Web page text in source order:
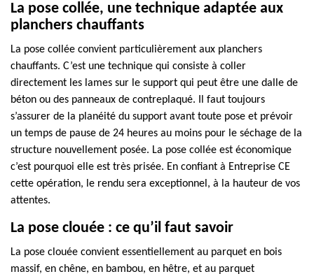
La pose collée, une technique adaptée aux
planchers chauffants
La pose collée convient particulièrement aux planchers
chauffants. C’est une technique qui consiste à coller
directement les lames sur le support qui peut être une dalle de
béton ou des panneaux de contreplaqué. Il faut toujours
s’assurer de la planéité du support avant toute pose et prévoir
un temps de pause de 24 heures au moins pour le séchage de la
structure nouvellement posée. La pose collée est économique
c’est pourquoi elle est très prisée. En confiant à Entreprise CE
cette opération, le rendu sera exceptionnel, à la hauteur de vos
attentes.
La pose clouée : ce qu’il faut savoir
La pose clouée convient essentiellement au parquet en bois
massif, en chêne, en bambou, en hêtre, et au parquet